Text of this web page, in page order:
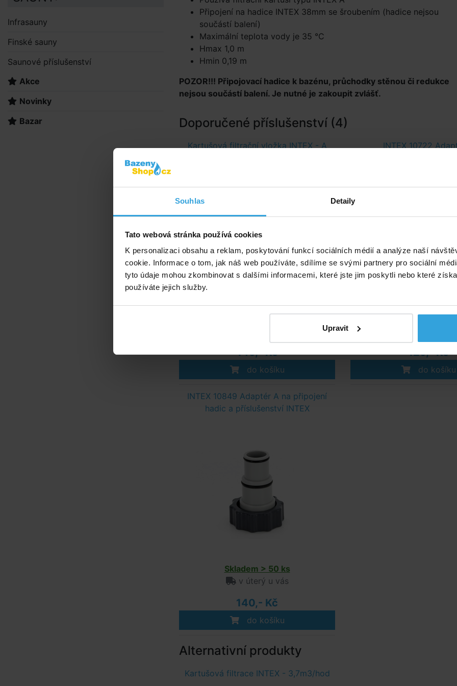
Souhlas Detaily
Tato webová stránka používá cookies
K personalizaci obsahu a reklam, poskytování funkcí sociálních médií a analýze naší
cookie. Informace o tom, jak náš web používáte, sdílíme se svými partnery pro sociální
tyto údaje mohou zkombinovat s dalšími informacemi, které jste jim poskytli nebo které
používáte jejich služby.
Upravit
Připojení na hadice INTEX 38mm se šroubením (hadice nejsou
součástí balení)
Maximální teplota vody je 35 °C
Hmax 1,0 m
Hmin 0,19 m
POZOR!!! Připojovací hadice k bazénu, průchodky stěnou či redukce
nejsou součástí balení. Je nutné je zakoupit zvlášť.
Doporučené příslušenství (4)
Kartušová filtrační vložka INTEX - A
149,- Kč
do košíku
INTEX 10722
Skladem > 50
129,- Kč
do košíku
INTEX 10849 Adaptér A na připojení
hadic a příslušenství INTEX
Skladem > 50 ks
v úterý u vás
140,- Kč
do košíku
Alternativní produkty
Kartušová filtrace INTEX - 3,7m3/hod
Infrasauny
Finské sauny
Saunové příslušenství
Akce
Novinky
Bazar